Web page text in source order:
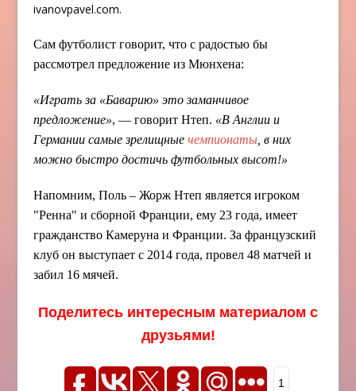
ivanovpavel.com.
Сам футболист говорит, что с радостью бы
рассмотрел предложение из Мюнхена:
«Играть за «Баварию» это заманчивое
предложение», — говорит Нтеп. «В Англии и
Германии самые зрелищныечемпионаты , в них
можно быстро достичь футбольных высот!»
Напомним, Поль – Жорж Нтеп является игроком
"Ренна" и сборной Франции, ему 23 года, имеет
гражданство Камеруна и Франции. За французский
клуб он выступает с 2014 года, провел 48 матчей и
забил 16 мячей.
Поделитесь интересным материалом с
друзьями!
1